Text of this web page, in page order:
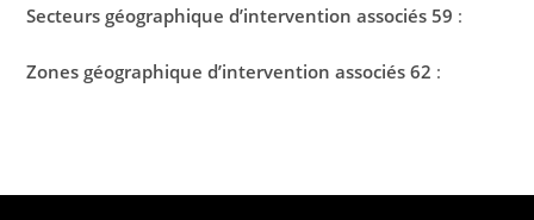
Secteurs géographique d’intervention associés 59 :
Zones géographique d’intervention associés 62 :